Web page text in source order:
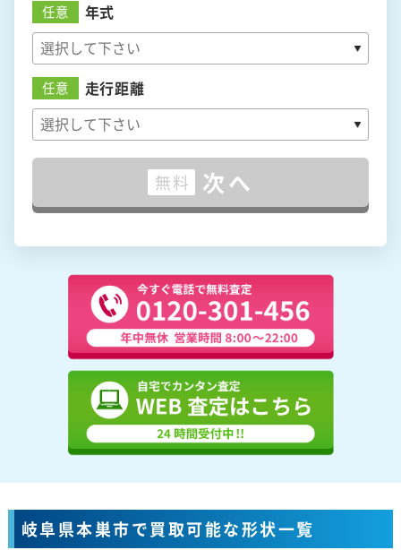
任意 年式
任意 走行距離
無料 次へ
岐阜県本巣市で買取可能な形状一覧